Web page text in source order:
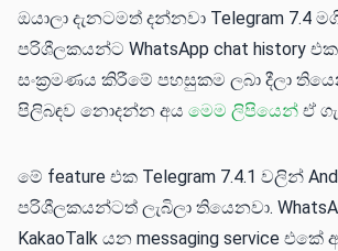
ඔයාලා දැනටමත් දන්නවා Telegram 7.4
පරිශීලකයන්ට WhatsApp chat history
සංක්‍රමණය කිරීමේ පහසුකම ලබා දීලා
පිලිබඳව නොදන්න අය මෙම ලිපියෙන් ඒ
මේ feature එක Telegram 7.4.1 වලින්
පරිශීලකයන්ටත් ලැබිලා තියෙනවා.
KakaoTalk යන messaging service එකේ